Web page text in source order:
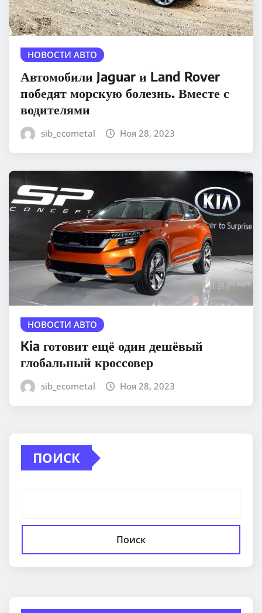
НОВОСТИ АВТО
Автомобили Jaguar и Land Rover
победят морскую болезнь. Вместе с
водителями
sib_ecometal Ноя 28, 2023
НОВОСТИ АВТО
Kia готовит ещё один дешёвый
глобальный кроссовер
sib_ecometal Ноя 28, 2023
ПОИСК
Поиск